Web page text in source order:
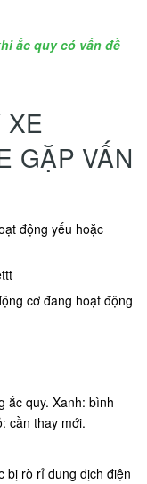
ắc quy có vấn đề
XE
GẶP VẤN
động yếu hoặc
cơ đang hoạt động
ắc quy. Xanh: bình
cần thay mới.
bị rò rỉ dung dịch điện